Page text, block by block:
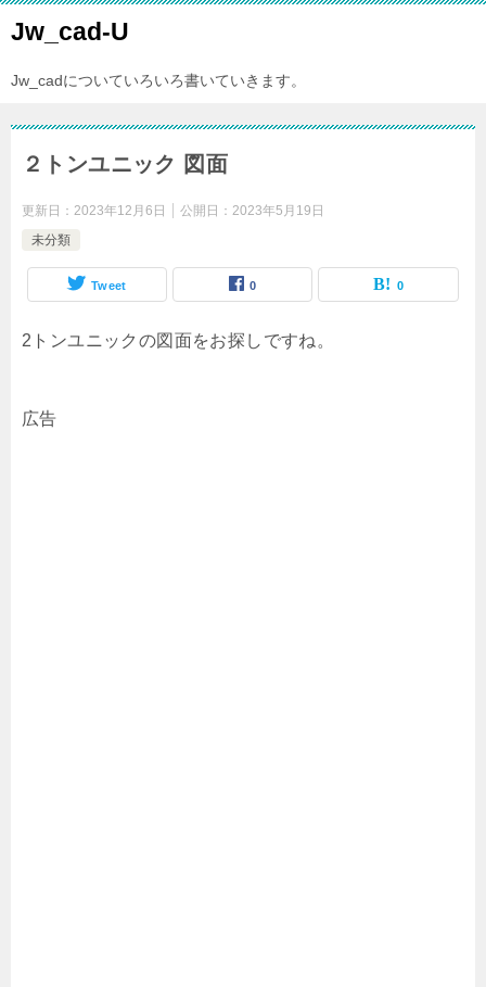
Jw_cad-U
Jw_cadについていろいろ書いていきます。
２トンユニック 図面
更新日： 2023年12月6日 公開日： 2023年5月19日
未分類
Tweet 0 0
2トンユニックの図面をお探しですね。
広告